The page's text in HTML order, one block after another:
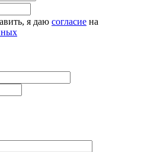
я даю согласие на